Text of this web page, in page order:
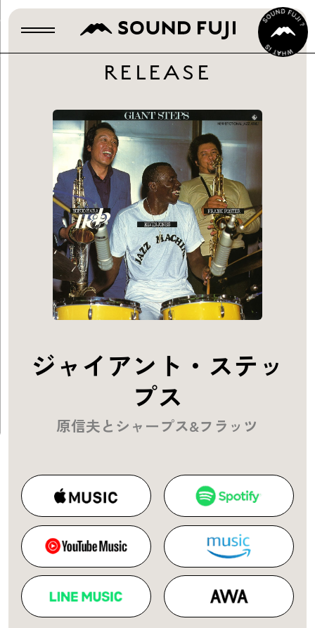
RELEASE
ジャイアント・ステッ
プス
原信夫とシャープス&フラッツ